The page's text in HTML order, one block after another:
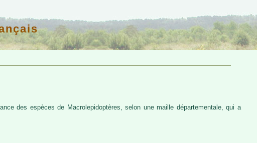
des espèces de Macrolepidoptères, selon une maille départementale, qui a